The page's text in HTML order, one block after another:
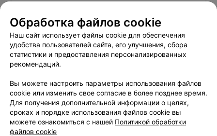
Мелирование волос в районе Ленинский в
Могилеве
Стрижка волос в районе Ленинский в Могилеве
Добавить компанию
Обработка файлов cookie
Наш сайт использует файлы cookie для обеспечения
удобства пользователей сайта, его улучшения, сбора
статистики и предоставления персонализированных
рекомендаций.
Вы можете настроить параметры использования файлов
cookie или изменить свое согласие в более позднее время.
Для получения дополнительной информации о целях,
сроках и порядке использования файлов cookie вы
можете ознакомиться с нашей Политикой обработки
файлов cookie